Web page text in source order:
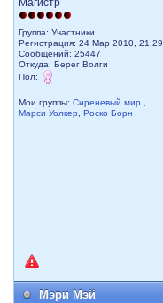
Магистр
Группа: Участники
Регистрация: 24 Мар 2010, 21:29
Сообщений: 25447
Откуда: Берег Волги
Пол:
Мои группы:Сиреневый мир ,
Марси Уолкер,Роско Борн
Мэри Мэй